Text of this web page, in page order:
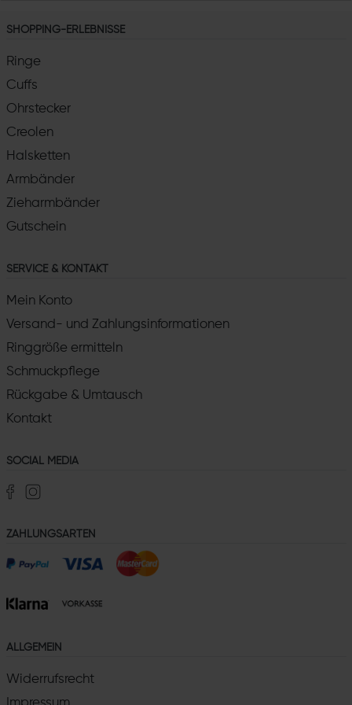
SHOPPING-ERLEBNISSE
Ringe
Cuffs
Ohrstecker
Creolen
Halsketten
Armbänder
Zieharmbänder
Gutschein
SERVICE & KONTAKT
Mein Konto
Versand- und Zahlungsinformationen
Ringgröße ermitteln
Schmuckpflege
Rückgabe & Umtausch
Kontakt
SOCIAL MEDIA
ZAHLUNGSARTEN
ALLGEMEIN
Widerrufsrecht